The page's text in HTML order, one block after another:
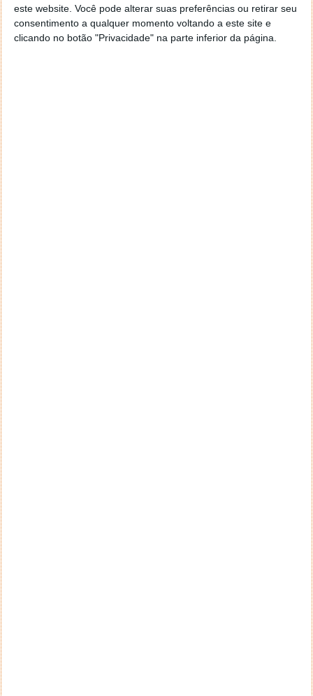
este website. Você pode alterar suas preferências ou retirar seu
consentimento a qualquer momento voltando a este site e
clicando no botão "Privacidade" na parte inferior da página.
PRÓXIMO ARTIGO